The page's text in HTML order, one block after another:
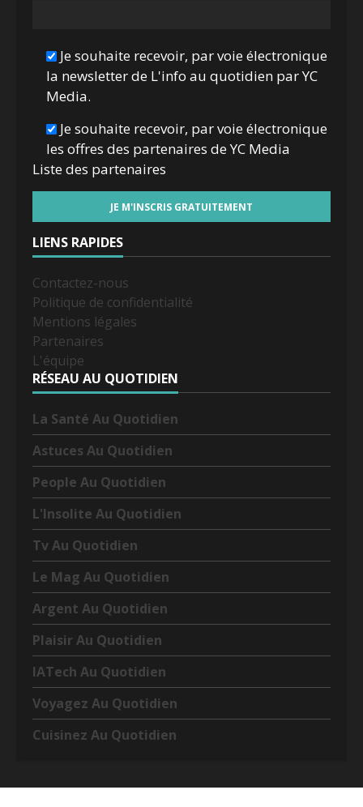
Je souhaite recevoir, par voie électronique
la newsletter de L'info au quotidien par YC
Media.
Je souhaite recevoir, par voie électronique
les offres des partenaires de YC Media
Liste des partenaires
LIENS RAPIDES
Contactez-nous
Politique de confidentialité
Mentions légales
Partenaires
L'équipe
RÉSEAU AU QUOTIDIEN
La Santé Au Quotidien
Astuces Au Quotidien
People Au Quotidien
L'Insolite Au Quotidien
Tv Au Quotidien
Le Mag Au Quotidien
Argent Au Quotidien
Plaisir Au Quotidien
IATech Au Quotidien
Voyagez Au Quotidien
Cuisinez Au Quotidien